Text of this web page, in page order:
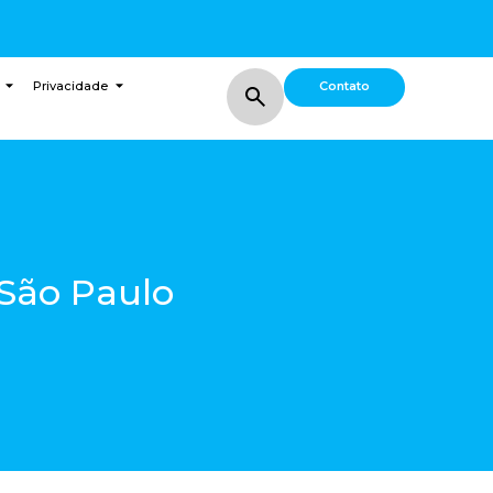
Privacidade Contato
Paulo